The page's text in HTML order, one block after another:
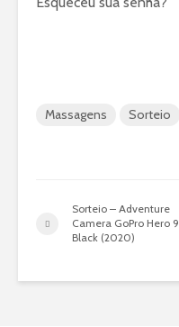
Massagens Sorteio
Sorteio – Adventure
Camera GoPro Hero 9
Black (2020)